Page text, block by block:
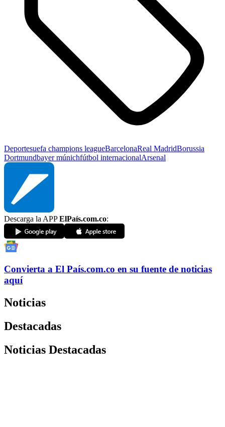
Deportesuefa champions leagueBarcelonaReal MadridBorussia
Dortmundbayer múnichfútbol internacionalArsenal
Descarga la APPElPaís.com.co:
Convierta a El País.com.co en su fuente de noticias
aquí
Noticias
Destacadas
Noticias Destacadas